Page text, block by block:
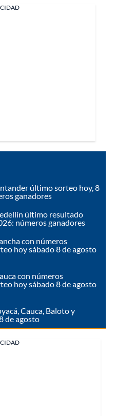
último sorteo hoy, 8
ganadores
último resultado
números ganadores
con números
hoy sábado 8 de agosto
con números
hoy sábado 8 de agosto
Cauca, Baloto y
de agosto